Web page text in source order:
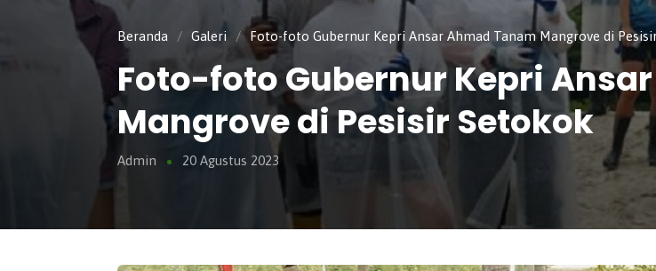
Beranda / Galeri / Foto-foto Gubernur Kepri Ansar Ahmad Tanam Mangrove di
Foto-foto Gubernur Kepri
Mangrove di Pesisir Setokok
Admin 20 Agustus 2023